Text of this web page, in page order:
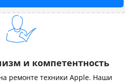
и компетентность
ремонте техники Apple. Наши